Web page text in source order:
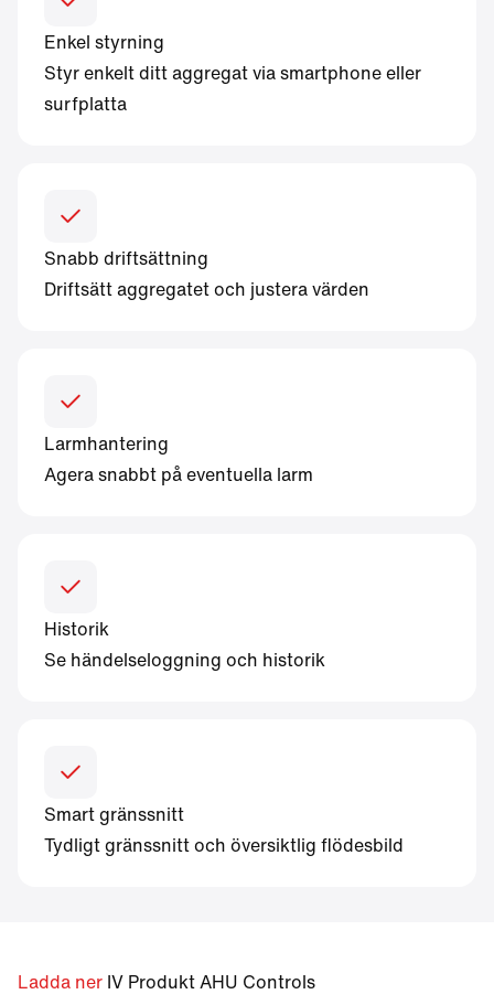
Enkel styrning
Styr enkelt ditt aggregat via smartphone eller
surfplatta
Snabb driftsättning
Driftsätt aggregatet och justera värden
Larmhantering
Agera snabbt på eventuella larm
Historik
Se händelseloggning och historik
Smart gränssnitt
Tydligt gränssnitt och översiktlig flödesbild
Ladda ner IV Produkt AHU Controls